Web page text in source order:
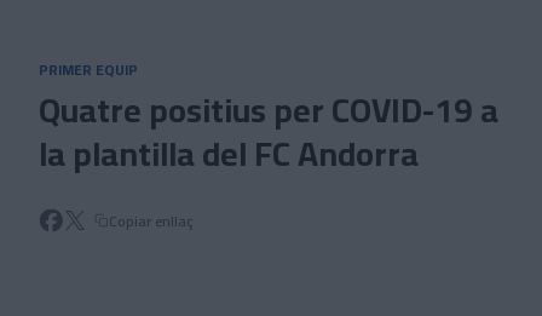
PRIMER EQUIP
Quatre positius per COVID-19 a
la plantilla del FC Andorra
Copiar enllaç